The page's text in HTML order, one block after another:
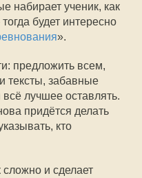
набирает ученик, как
будет интересно
».
предложить всем,
тексты, забавные
лучшее оставлять.
придётся делать
кто
и сделает